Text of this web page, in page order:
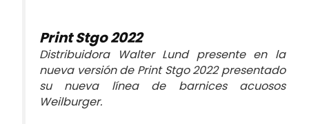
Print Stgo 2022
Distribuidora Walter Lund presente en la
nueva versión de Print Stgo 2022 presentado
su nueva línea de barnices acuosos
Weilburger.